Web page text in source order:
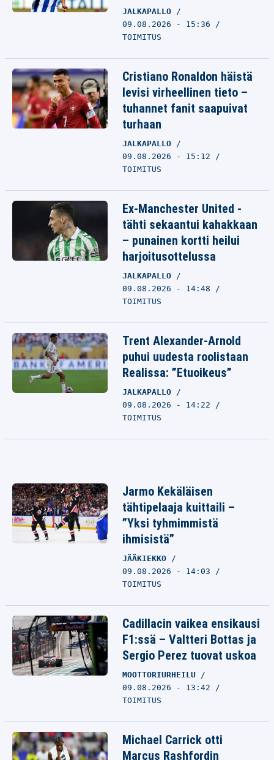
JALKAPALLO
09.08.2026 - 15:36
TOIMITUS
Cristiano Ronaldon häistä
levisi virheellinen tieto –
tuhannet fanit saapuivat
turhaan
JALKAPALLO
09.08.2026 - 15:12
TOIMITUS
Ex-Manchester United -
tähti sekaantui kahakkaan
– punainen kortti heilui
harjoitusottelussa
JALKAPALLO
09.08.2026 - 14:48
TOIMITUS
Trent Alexander-Arnold
puhui uudesta roolistaan
Realissa: ”Etuoikeus”
JALKAPALLO
09.08.2026 - 14:22
TOIMITUS
Jarmo Kekäläisen
tähtipelaaja kuittaili –
”Yksi tyhmimmistä
ihmisistä”
JÄÄKIEKKO
09.08.2026 - 14:03
TOIMITUS
Cadillacin vaikea ensikausi
F1:ssä – Valtteri Bottas ja
Sergio Perez tuovat uskoa
MOOTTORIURHEILU
09.08.2026 - 13:42
TOIMITUS
Michael Carrick otti
Marcus Rashfordin